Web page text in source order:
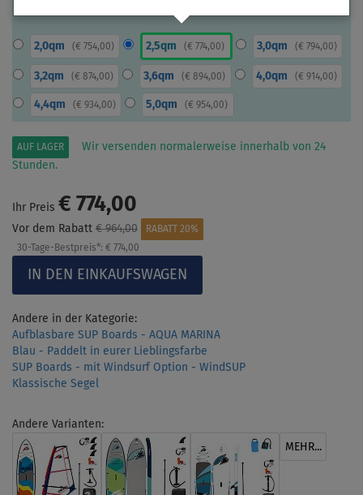
2,0qm ( € 754,00) 2,5qm (€ 774,00) 3,0qm ( € 794,00)
3,2qm ( € 874,00) 3,6qm (€ 894,00) 4,0qm ( € 914,00)
4,4qm ( € 934,00) 5,0qm (€ 954,00)
AUF LAGER
Wir versenden normalerweise innerhalb von 24
Stunden.
Ihr Preis € 774,00
Vor dem Rabatt € 964,00
RABATT 20%
30-Tage-Bestpreis*: € 774,00
Andere in der Kategorie:
Aufblasbare SUP Boards - AQUA MARINA
Blau - Paddelt in eurer Lieblingsfarbe
SUP Boards - mit Windsurf Option - WindSUP
Klassische Segel
Andere Varianten:
MEHR...